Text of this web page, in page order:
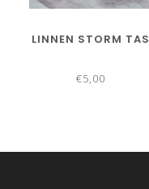
LINNEN STORM TAS
€5,00